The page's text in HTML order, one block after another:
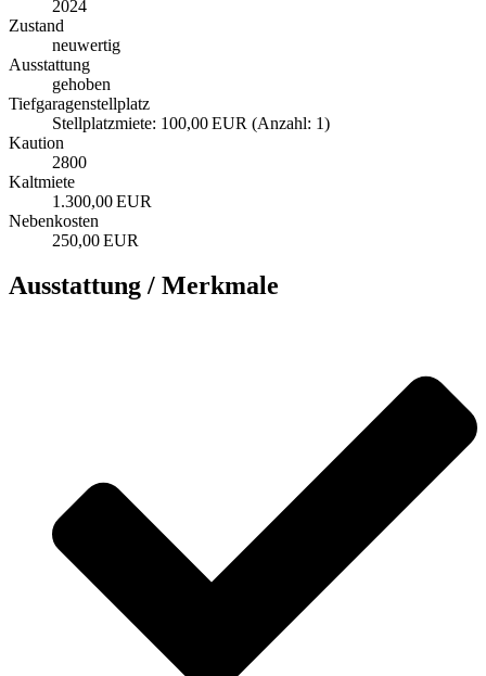
2024
Zustand
neuwertig
Ausstattung
gehoben
Tief­garagen­stell­platz
Stellplatzmiete: 100,00 EUR (Anzahl: 1)
Kaution
2800
Kaltmiete
1.300,00 EUR
Nebenkosten
250,00 EUR
Ausstattung / Merkmale